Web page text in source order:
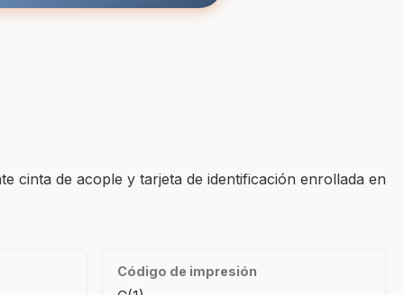
cinta de acople y tarjeta de identificación enrollada en
Código de impresión